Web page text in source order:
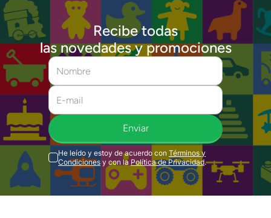
Recibe todas
las novedades y promociones
Enviar
He leído y estoy de acuerdo con Términos y
Condiciones y con la Política de Privacidad.